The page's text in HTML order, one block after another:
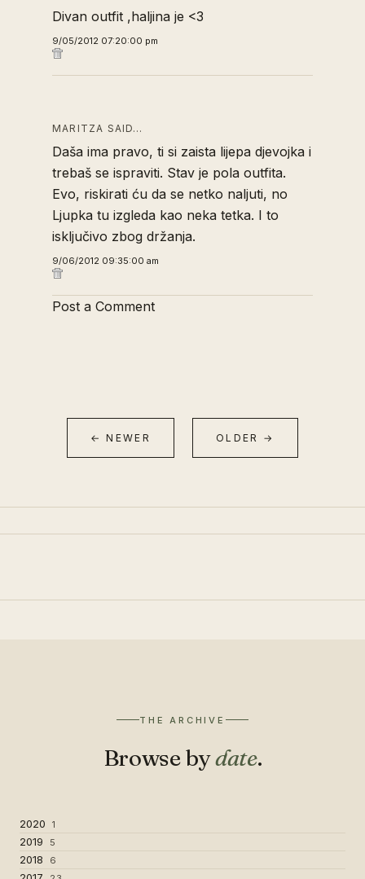
Divan outfit ,haljina je <3
9/05/2012 07:20:00 pm
MARITZA SAID…
Daša ima pravo, ti si zaista lijepa djevojka i
trebaš se ispraviti. Stav je pola outfita.
Evo, riskirati ću da se netko naljuti, no
Ljupka tu izgleda kao neka tetka. I to
isključivo zbog držanja.
9/06/2012 09:35:00 am
Post a Comment
← NEWER OLDER →
THE ARCHIVE
Browse bydate.
2020 1
2019 5
2018 6